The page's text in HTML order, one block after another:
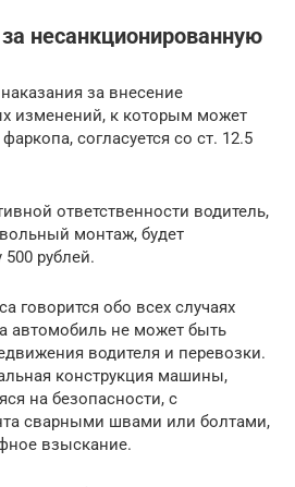
несанкционированную
за внесение
изменений, к которым может
согласуется со ст. 12.5
ответственности водитель,
монтаж, будет
рублей.
говорится обо всех случаях
автомобиль не может быть
водителя и перевозки.
конструкция машины,
на безопасности, с
сварными швами или болтами,
взыскание.